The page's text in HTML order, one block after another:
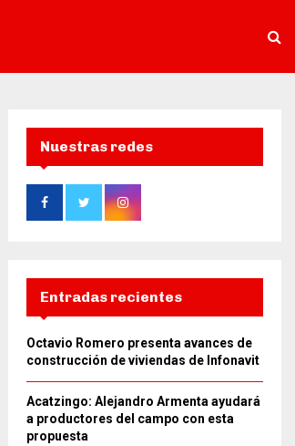
Nuestras redes
Entradas recientes
Octavio Romero presenta avances de
construcción de viviendas de Infonavit
Acatzingo: Alejandro Armenta ayudará
a productores del campo con esta
propuesta